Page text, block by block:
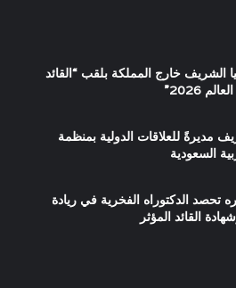
الشريف خارج المملكة بلقب “القائد
2026”
مديرةً للعلاقات الدولية بمنظمة
تحصد الدكتوراه الفخرية في ريادة
القائد المؤثر